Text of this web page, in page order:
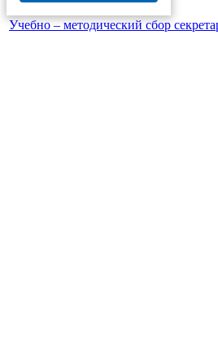
Учебно – методический сбор